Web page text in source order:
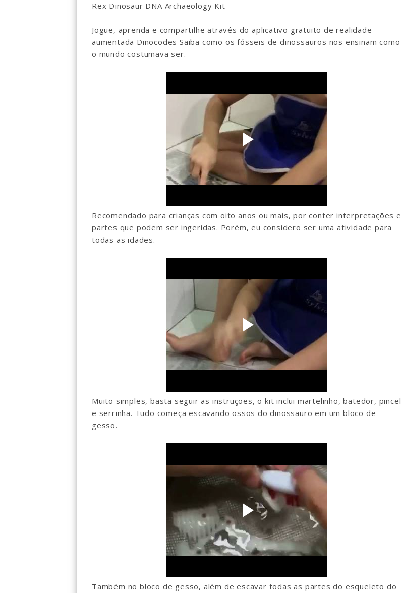
Rex Dinosaur DNA Archaeology Kit
Jogue, aprenda e compartilhe através do aplicativo gratuito de realidade
aumentada Dinocodes Saiba como os fósseis de dinossauros nos ensinam como
o mundo costumava ser.
Recomendado para crianças com oito anos ou mais, por conter interpretações e
partes que podem ser ingeridas. Porém, eu considero ser uma atividade para
todas as idades.
Muito simples, basta seguir as instruções, o kit inclui martelinho, batedor, pincel
e serrinha. Tudo começa escavando ossos do dinossauro em um bloco de
gesso.
Também no bloco de gesso, além de escavar todas as partes do esqueleto do